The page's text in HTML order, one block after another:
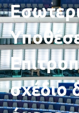
σχέδιο